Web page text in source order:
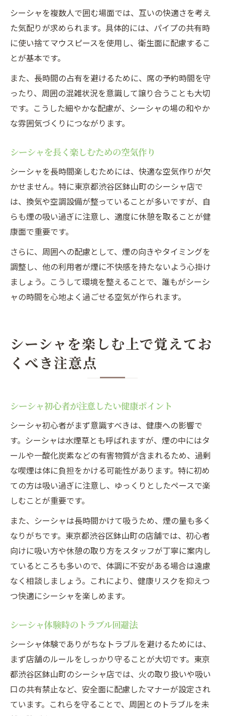
シーシャを複数人で囲む場面では、互いの快適さを考え
た気配りが求められます。具体的には、パイプの共有時
に使い捨てマウスピースを使用し、衛生面に配慮するこ
とが基本です。
また、長時間の占有を避けるために、席の予約時間を守
ったり、周囲の混雑状況を意識して譲り合うことも大切
です。こうした細やかな配慮が、シーシャの場の和やか
な雰囲気づくりにつながります。
シーシャを長く楽しむための空気作り
シーシャを長時間楽しむためには、快適な空気作りが欠
かせません。特に東京都渋谷区鉢山町のシーシャ店で
は、換気や空調設備が整っていることが多いですが、自
らも煙の吸い過ぎに注意し、適度に休憩を取ることが健
康面で重要です。
さらに、周囲への配慮として、煙の向きやタイミングを
調整し、他の利用者が煙に不快感を持たないよう心掛け
ましょう。こうして環境を整えることで、誰もがシーシ
ャの時間を心地よく過ごせる空気が作られます。
シーシャを楽しむ上で覚えてお
くべき注意点
シーシャ初心者が注意したい健康ポイント
シーシャ初心者がまず意識すべきは、健康への影響で
す。シーシャは水煙草とも呼ばれますが、煙の中にはタ
ールや一酸化炭素などの有害物質が含まれるため、過剰
な喫煙は体に負担をかける可能性があります。特に初め
ての方は吸い過ぎに注意し、ゆっくりとしたペースで楽
しむことが重要です。
また、シーシャは長時間かけて吸うため、煙の量も多く
なりがちです。東京都渋谷区鉢山町の店舗では、初心者
向けに吸い方や休憩の取り方をスタッフが丁寧に案内し
ているところも多いので、体調に不安がある場合は遠慮
なく相談しましょう。これにより、健康リスクを抑えつ
つ快適にシーシャを楽しめます。
シーシャ体験時のトラブル回避法
シーシャ体験でありがちなトラブルを避けるためには、
まず店舗のルールをしっかり守ることが大切です。東京
都渋谷区鉢山町のシーシャ店では、火の取り扱いや吸い
口の共有禁止など、安全面に配慮したマナーが設定され
ています。これらを守ることで、周囲とのトラブルを未